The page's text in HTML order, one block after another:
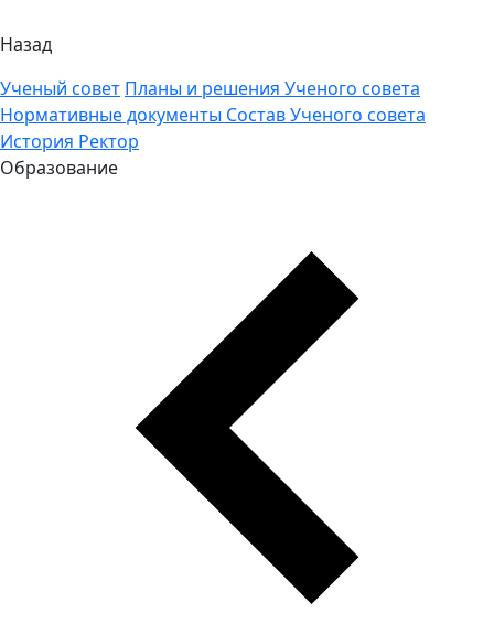
Назад
Ученый совет Планы и решения Ученого совета
Нормативные документы Состав Ученого совета
История Ректор
Образование